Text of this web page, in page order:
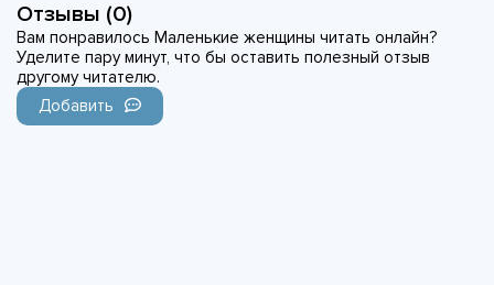
Отзывы (0)
Вам понравилось Маленькие женщины читать онлайн?
Уделите пару минут, что бы оставить полезный отзыв
другому читателю.
Добавить